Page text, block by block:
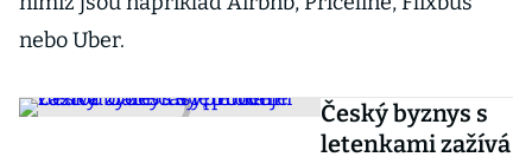
nebo Uber.
Český byznys s
letenkami zažívá